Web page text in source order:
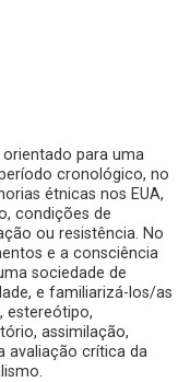
para uma
cronológico, no
étnicas nos EUA,
condições de
ou resistência. No
e a consciência
sociedade de
e familiarizá-los/as
estereótipo,
assimilação,
avaliação crítica da